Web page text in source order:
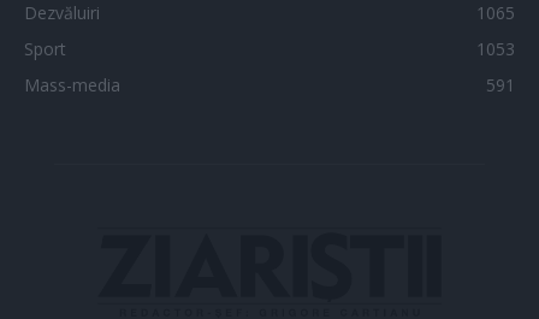
Dezvăluiri
1065
Sport
1053
Mass-media
591